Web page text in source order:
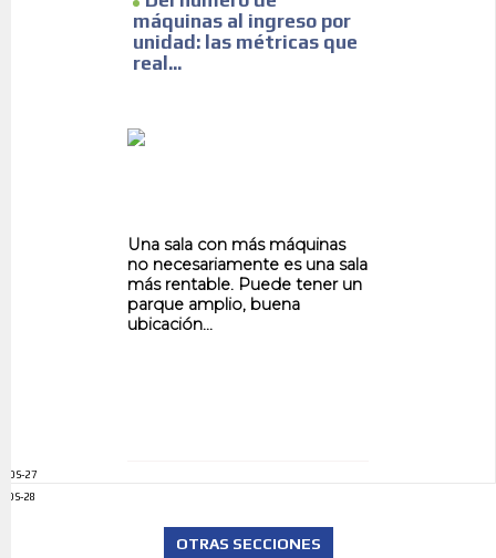
máquinas al ingreso por
unidad: las métricas que
real...
Una sala con más máquinas
no necesariamente es una sala
más rentable. Puede tener un
parque amplio, buena
ubicación...
ADS-27
ADS-28
OTRAS SECCIONES